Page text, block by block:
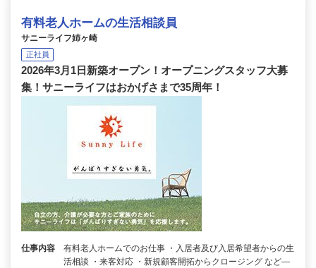
有料老人ホームの生活相談員
サニーライフ姉ヶ崎
正社員
2026年3月1日新築オープン！オープニングスタッフ大募
集！サニーライフはおかげさまで35周年！
仕事内容
有料老人ホームでのお仕事 ・入居者及び入居希望者からの生
活相談 ・来客対応 ・新規顧客開拓からクロージング など―